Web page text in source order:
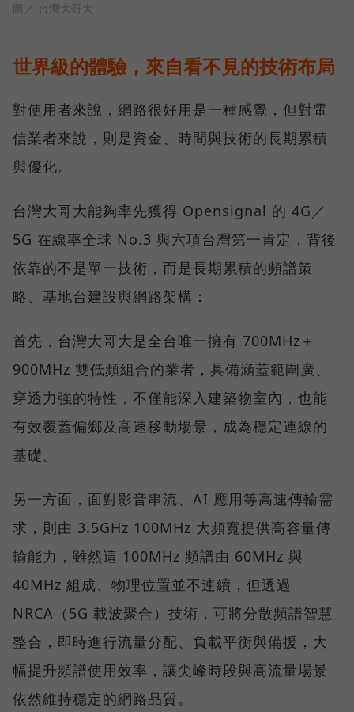
圖／ 台灣大哥大
世界級的體驗，來自看不見的技術布局
對使用者來說，網路很好用是一種感覺，但對電
信業者來說，則是資金、時間與技術的長期累積
與優化。
台灣大哥大能夠率先獲得 Opensignal 的 4G／
5G 在線率全球 No.3 與六項台灣第一肯定，背後
依靠的不是單一技術，而是長期累積的頻譜策
略、基地台建設與網路架構：
首先，台灣大哥大是全台唯一擁有 700MHz＋
900MHz 雙低頻組合的業者，具備涵蓋範圍廣、
穿透力強的特性，不僅能深入建築物室內，也能
有效覆蓋偏鄉及高速移動場景，成為穩定連線的
基礎。
另一方面，面對影音串流、AI 應用等高速傳輸需
求，則由 3.5GHz 100MHz 大頻寬提供高容量傳
輸能力，雖然這 100MHz 頻譜由 60MHz 與
40MHz 組成、物理位置並不連續，但透過
NRCA（5G 載波聚合）技術，可將分散頻譜智慧
整合，即時進行流量分配、負載平衡與備援，大
幅提升頻譜使用效率，讓尖峰時段與高流量場景
依然維持穩定的網路品質。